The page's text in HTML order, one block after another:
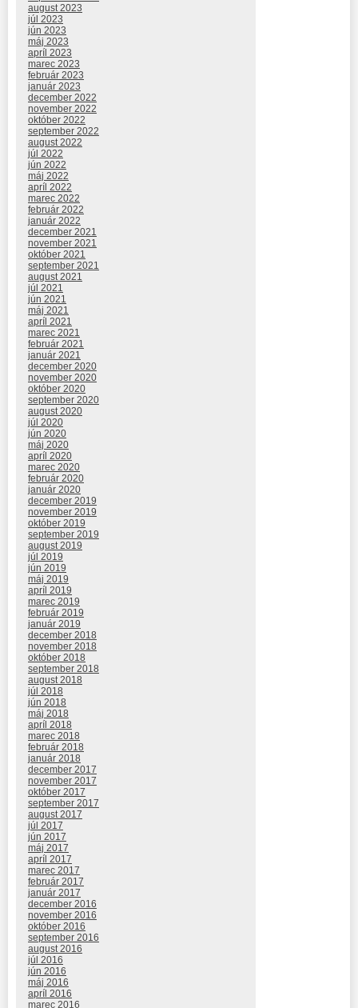
august 2023
júl 2023
jún 2023
máj 2023
apríl 2023
marec 2023
február 2023
január 2023
december 2022
november 2022
október 2022
september 2022
august 2022
júl 2022
jún 2022
máj 2022
apríl 2022
marec 2022
február 2022
január 2022
december 2021
november 2021
október 2021
september 2021
august 2021
júl 2021
jún 2021
máj 2021
apríl 2021
marec 2021
február 2021
január 2021
december 2020
november 2020
október 2020
september 2020
august 2020
júl 2020
jún 2020
máj 2020
apríl 2020
marec 2020
február 2020
január 2020
december 2019
november 2019
október 2019
september 2019
august 2019
júl 2019
jún 2019
máj 2019
apríl 2019
marec 2019
február 2019
január 2019
december 2018
november 2018
október 2018
september 2018
august 2018
júl 2018
jún 2018
máj 2018
apríl 2018
marec 2018
február 2018
január 2018
december 2017
november 2017
október 2017
september 2017
august 2017
júl 2017
jún 2017
máj 2017
apríl 2017
marec 2017
február 2017
január 2017
december 2016
november 2016
október 2016
september 2016
august 2016
júl 2016
jún 2016
máj 2016
apríl 2016
marec 2016